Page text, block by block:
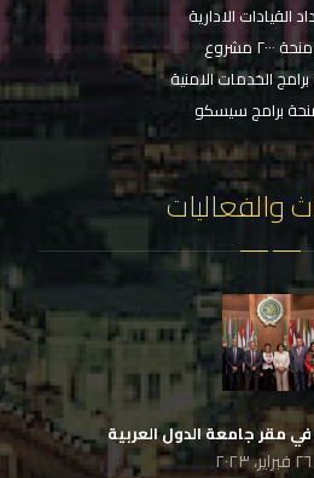
القيادات الادارية
منحة ٢٠٠٠ مشروع
الخدمات الامنية
برامج سيسكو
والفعاليات
مقر جامعة الدول العربية
٢٦ فبراير، ٢٠٢٣